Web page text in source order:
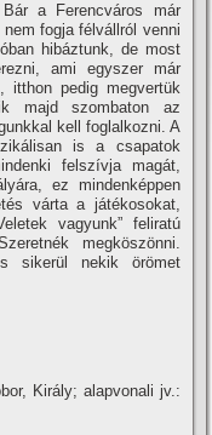
a Ferencváros már
fogja félvállról venni
hibáztunk, de most
ami egyszer már
itthon pedig megvertük
majd szombaton az
kell foglalkozni. A
is a csapatok
felszí­vja magát,
ez mindenképpen
várta a játékosokat,
vagyunk” feliratú
megköszönni.
sikerül nekik örömet
Király; alapvonali jv.: